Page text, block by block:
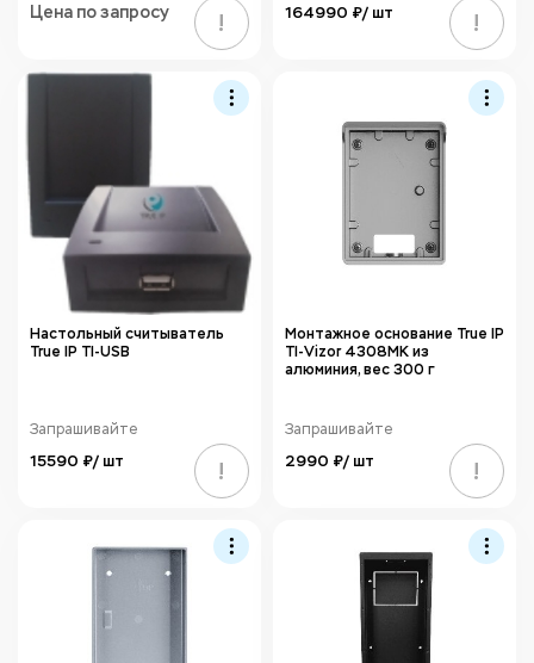
Цена по запросу ! 164990 ₽/ шт !
Настольный считыватель
True IP TI-USB
Запрашивайте
15590 ₽/ шт !
Монтажное основание True IP
TI-Vizor 4308MK из
алюминия, вес 300 г
Запрашивайте
2990 ₽/ шт !